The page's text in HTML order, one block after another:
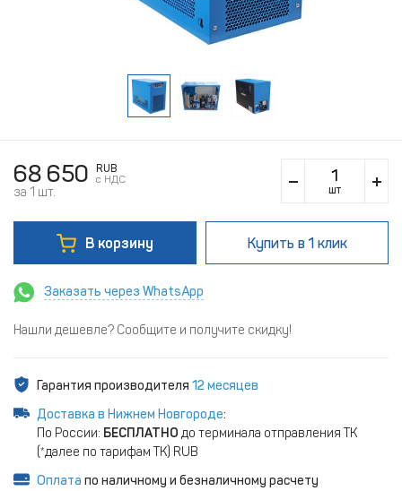
68 650
RUB
c НДС
за 1 шт. шт
В корзину Купить в 1 клик
Заказать через WhatsApp
Нашли дешевле? Сообщите и получите скидку!
Гарантия производителя 12 месяцев
Доставка в Нижнем Новгороде:
По России: БЕСПЛАТНО до терминала отправления ТК
(*далее по тарифам ТК) RUB
Оплата по наличному и безналичному расчету